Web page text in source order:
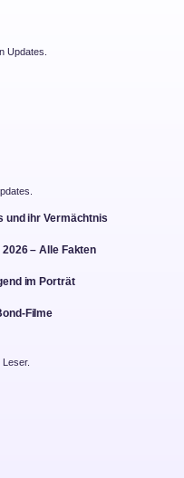
Updates.
und ihr Vermächtnis
– Alle Fakten
im Porträt
Filme